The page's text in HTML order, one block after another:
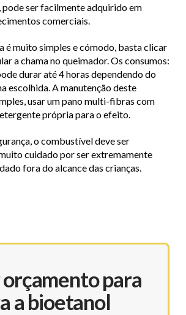
pode ser facilmente adquirido em
comerciais.
é muito simples e cómodo, basta clicar
a chama no queimador. Os consumos:
durar até 4 horas dependendo do
escolhida. A manutenção deste
usar um pano multi-fibras com
própria para o efeito.
o combustível deve ser
cuidado por ser extremamente
fora do alcance das crianças.
para
a bioetanol